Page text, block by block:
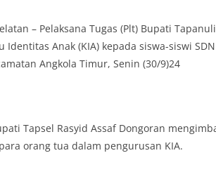
lingkungan tempat tinggal, serta membuka
komunikasi dua arah agar warga dapat
keluhan maupun informasi terkait situasi
sekitar mereka.‎‎‎Salah satu poin utama yang
penghormatan dan rasa cinta tanah air
perayaan HUT Kemerdekaan RI. Petugas
bahwa pemasangan bendera dengan benar
– Pelaksana Tugas (Plt) Bupati
Anak (KIA) kepada siswa-siswi
Angkola Timur, Senin (30/9)24
Tapsel Rasyid Assaf Dongoran
orang tua dalam pengurusan KIA.